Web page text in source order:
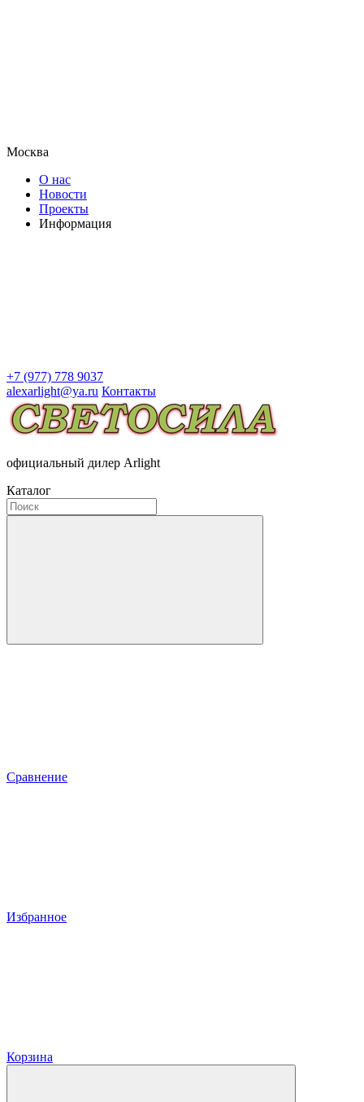
Москва
О нас
Новости
Проекты
Информация
+7 (977) 778 9037
alexarlight@ya.ru Контакты
официальный дилер Arlight
Каталог
Сравнение
Избранное
Корзина